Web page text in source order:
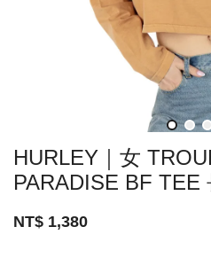
HURLEY｜女
PARADISE BF TEE
NT$ 1,380